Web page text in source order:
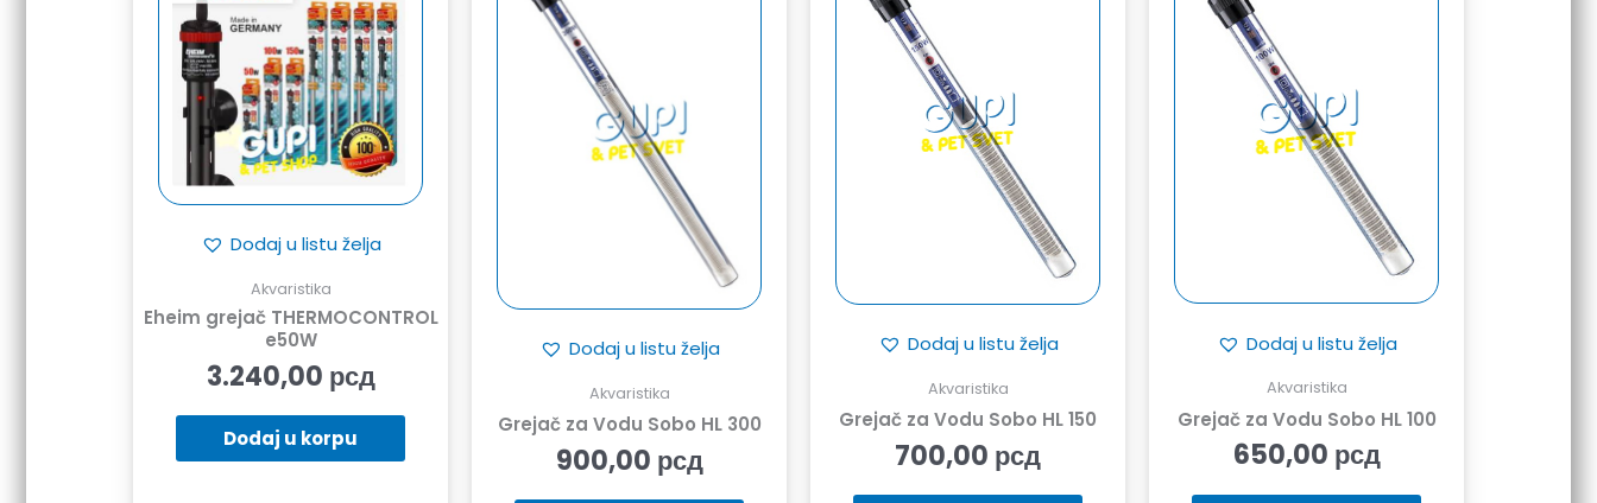
Dodaj u listu želja
Akvaristika
Eheim grejač THERMOCONTROL
e50W
3.240,00 рсд
Dodaj u korpu
Dodaj u listu želja
Akvaristika
Grejač za Vodu Sobo HL 300
900,00 рсд
Dodaj u listu želja
Akvaristika
Grejač za Vodu Sobo HL 150
700,00 рсд
Dodaj u listu želja
Akvaristika
Grejač za Vodu Sobo HL 100
650,00 рсд